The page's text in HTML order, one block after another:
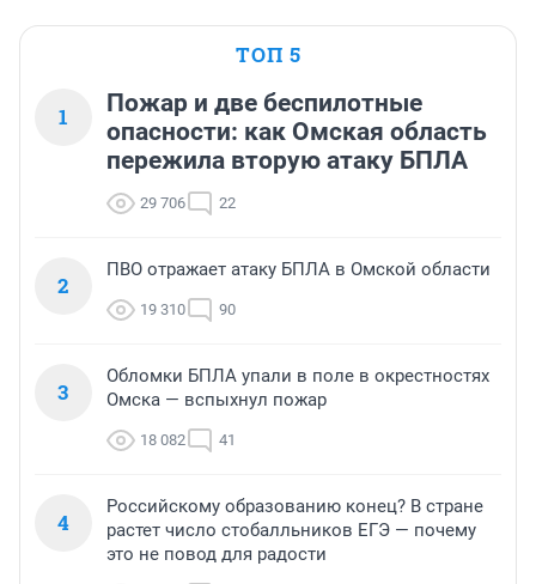
ТОП 5
1
Пожар и две беспилотные
опасности: как Омская область
пережила вторую атаку БПЛА
29 706 22
2
ПВО отражает атаку БПЛА в Омской области
19 310 90
3
Обломки БПЛА упали в поле в окрестностях
Омска — вспыхнул пожар
18 082 41
4
Российскому образованию конец? В стране
растет число стобалльников ЕГЭ — почему
это не повод для радости